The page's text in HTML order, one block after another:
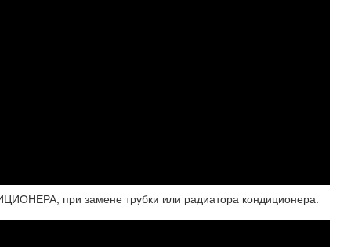
при замене трубки или радиатора кондиционера.